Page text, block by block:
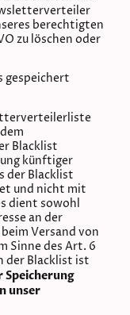
berechtigten
zu löschen oder
gespeichert
Blacklist
künftiger
der Blacklist
und nicht mit
dient sowohl
an der
Versand von
Sinne des Art. 6
der Blacklist ist
Speicherung
unser